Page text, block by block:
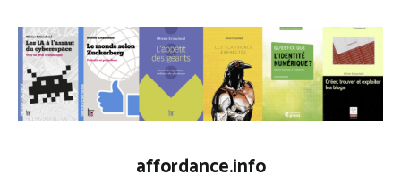
contenu
affordance.info